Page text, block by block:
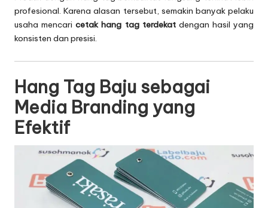
profesional. Karena alasan tersebut, semakin banyak pelaku
usaha mencaricetak hang tag terdekatdengan hasil yang
konsisten dan presisi.
Hang Tag Baju sebagai
Media Branding yang
Efektif